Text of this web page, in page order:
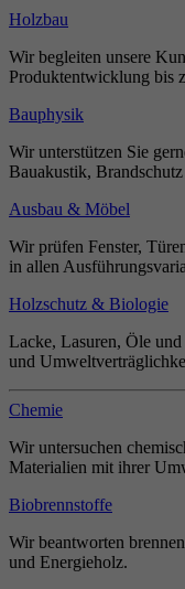
Holzbau
Wir begleiten unsere
Produktentwicklung bis
Bauphysik
Wir unterstützen Sie
Bauakustik,
Ausbau & Möbel
Wir prüfen Fenster,
in allen
Holzschutz & Biologie
Lacke, Lasuren, Öle
und
Chemie
Wir untersuchen
Materialien mit ihrer
Biobrennstoffe
Wir beantworten
und Energieholz.